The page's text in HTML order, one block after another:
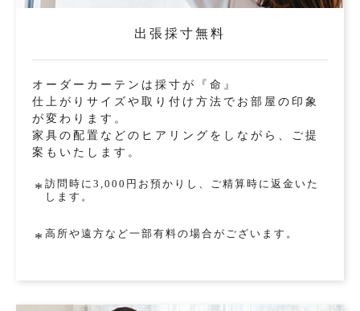
出張採寸無料
オーダーカーテンは採寸が『命』
仕上がりサイズや取り付け方法でお部屋の印象
が変わります。
家具の配置などのヒアリングをしながら、ご提
案もいたします。
* 訪問時に3,000円お預かりし、ご精算時に返金いた
します。
* 高所や遠方など一部有料の場合がございます。